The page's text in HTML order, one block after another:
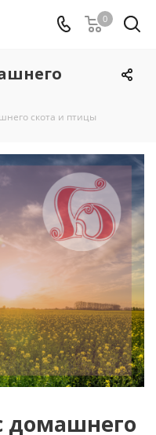
0
скота и птицы
домашнего